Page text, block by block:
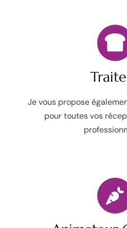
Je vous propose
pour toutes vos